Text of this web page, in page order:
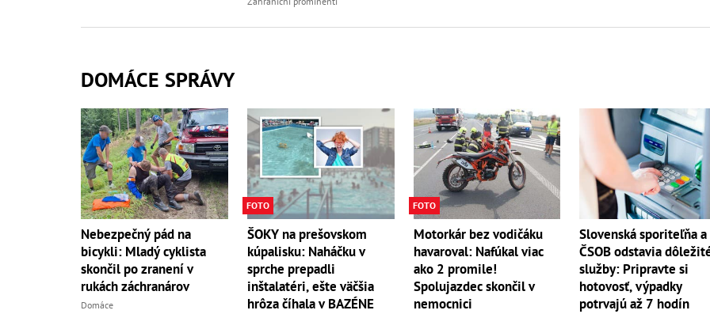
DOMÁCE SPRÁVY
Nebezpečný pád na
bicykli: Mladý cyklista
skončil po zranení v
rukách záchranárov
Domáce
FOTO
ŠOKY na prešovskom
kúpalisku: Naháčku v
sprche prepadli
inštalatéri, ešte väčšia
hrôza číhala v BAZÉNE
FOTO
Motorkár bez vodičáku
havaroval: Nafúkal viac
ako 2 promile!
Spolujazdec skončil v
nemocnici
Slovenská sporiteľňa a
ČSOB odstavia
služby: Pripravte si
hotovosť, výpadky
potrvajú až 7 hodín